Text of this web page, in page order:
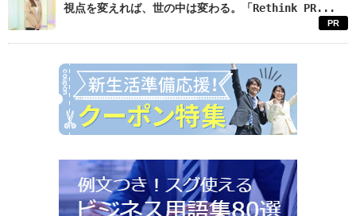
視点を変えれば、世の中は変わる。「Rethink PR...
PR